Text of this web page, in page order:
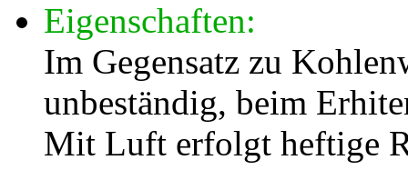
Eigenschaften:
Im Gegensatz zu
unbeständig, beim
Mit Luft erfolgt heftige